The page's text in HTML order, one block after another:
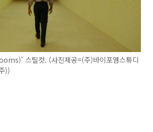
스틸컷. (사진제공=(주)바이포엠스튜디
))